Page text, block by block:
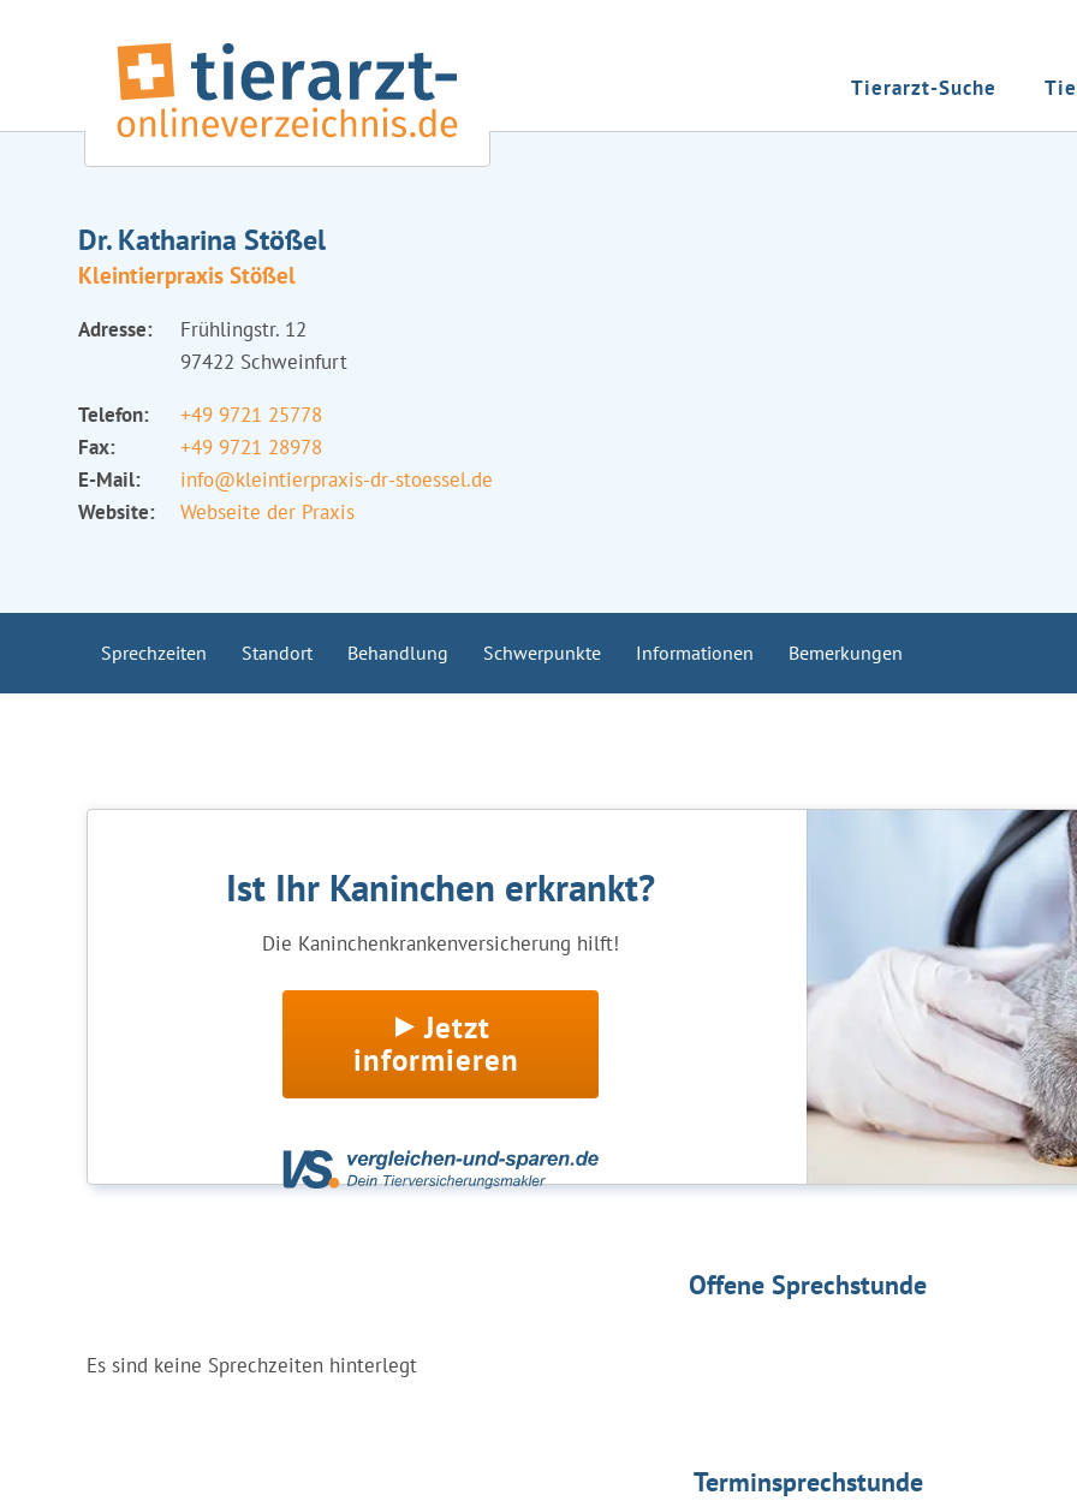
Tierarzt-Suche
Dr. Katharina Stößel
Kleintierpraxis Stößel
Adresse:
Frühlingstr. 12
97422 Schweinfurt
Telefon:
+49 9721 25778
Fax:
+49 9721 28978
E-Mail:
info@kleintierpraxis-dr-stoessel.de
Website:
Webseite der Praxis
Sprechzeiten Standort Behandlung Schwerpunkte Informationen Bemerkungen
Ist Ihr Kaninchen erkrankt?
Die Kaninchenkrankenversicherung hilft!
Jetzt
informieren
Offene Sprechstunde
Es sind keine Sprechzeiten hinterlegt
Terminsprechstunde